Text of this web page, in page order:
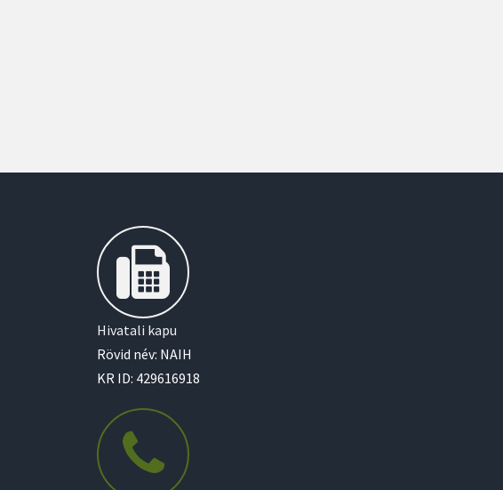
Hivatali kapu
Rövid név: NAIH
KR ID: 429616918